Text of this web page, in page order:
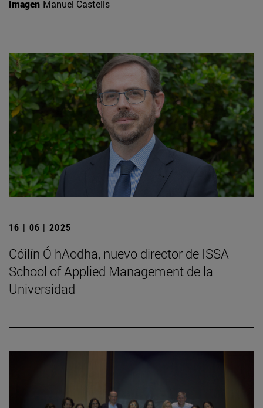
Imagen Manuel Castells
16 | 06 | 2025
Cóilín Ó hAodha, nuevo director de ISSA
School of Applied Management de la
Universidad